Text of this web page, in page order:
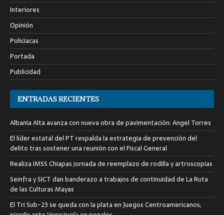
Interiores
Opinión
Policiacas
Portada
Publicidad
ENTRADAS RECIENTES
Albania Alta avanza con nueva obra de pavimentación: Angel Torres
El líder estatal del PT respalda la estrategia de prevención del
delito tras sostener una reunión con el Fiscal General
Realiza IMSS Chiapas jornada de reemplazo de rodilla y artroscopias
Seinfra y SICT dan banderazo a trabajos de continuidad de La Ruta
de las Culturas Mayas
El Tri Sub-23 se queda con la plata en Juegos Centroamericanos;